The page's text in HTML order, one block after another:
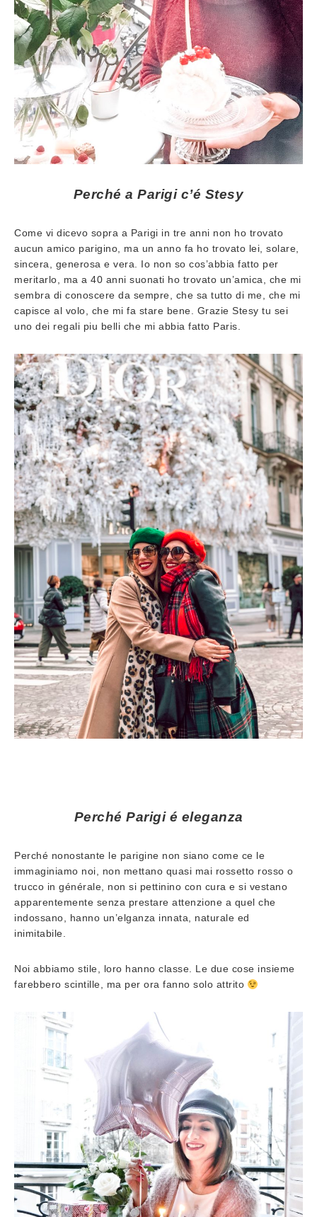
Perché a Parigi c’é Stesy
Come vi dicevo sopra a Parigi in tre anni non ho trovato
aucun amico parigino, ma un anno fa ho trovato lei, solare,
sincera, generosa e vera. Io non so cos’abbia fatto per
meritarlo, ma a 40 anni suonati ho trovato un’amica, che mi
sembra di conoscere da sempre, che sa tutto di me, che mi
capisce al volo, che mi fa stare bene. Grazie Stesy tu sei
uno dei regali piu belli che mi abbia fatto Paris.
Perché Parigi é eleganza
Perché nonostante le parigine non siano come ce le
immaginiamo noi, non mettano quasi mai rossetto rosso o
trucco in générale, non si pettinino con cura e si vestano
apparentemente senza prestare attenzione a quel che
indossano, hanno un’elganza innata, naturale ed
inimitabile.
Noi abbiamo stile, loro hanno classe. Le due cose insieme
farebbero scintille, ma per ora fanno solo attrito